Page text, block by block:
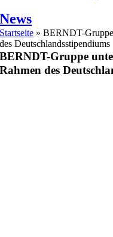
News
Startseite »BERNDT-
des Deutschlandsstipendiums
BERNDT-Gruppe
Rahmen des